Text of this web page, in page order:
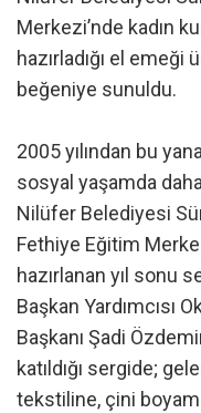
Merkezi’nde kadın
hazırladığı el emeği
beğeniye sunuldu.
2005 yılından bu
sosyal yaşamda
Nilüfer Belediyesi
Fethiye Eğitim
hazırlanan yıl sonu
Başkan Yardımcısı
Başkanı Şadi
katıldığı sergide;
tekstiline, çini